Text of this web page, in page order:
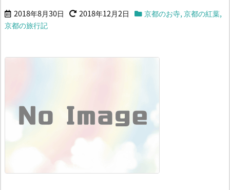
2018年8月30日 2018年12月2日 京都のお寺,京都の紅葉,
京都の旅行記